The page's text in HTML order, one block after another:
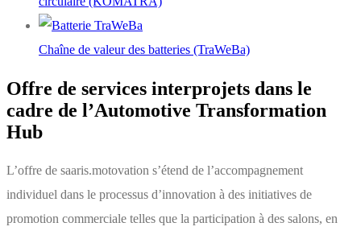
Chaîne de valeur des batteries (TraWeBa)
Offre de services interprojets dans le
cadre de l’Automotive Transformation
Hub
L’offre de saaris.motovation s’étend de l’accompagnement
individuel dans le processus d’innovation à des initiatives de
promotion commerciale telles que la participation à des salons, en